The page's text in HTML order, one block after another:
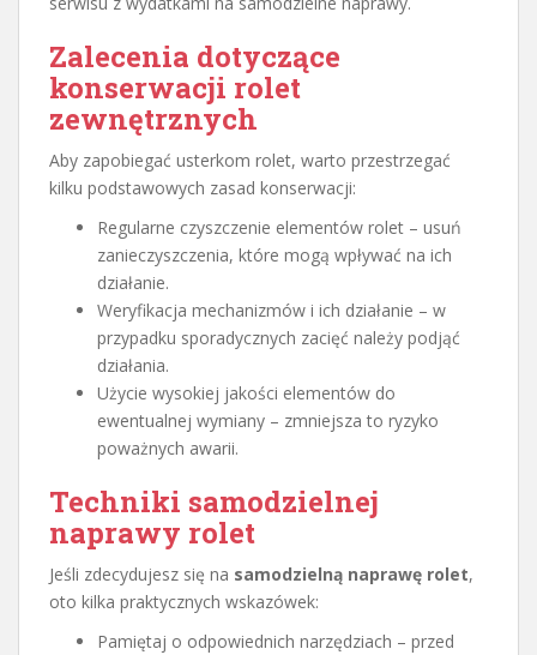
Zalecenia dotyczące
konserwacji rolet
zewnętrznych
Aby zapobiegać usterkom rolet, warto przestrzegać
kilku podstawowych zasad konserwacji:
Regularne czyszczenie elementów rolet – usuń
zanieczyszczenia, które mogą wpływać na ich
działanie.
Weryfikacja mechanizmów i ich działanie – w
przypadku sporadycznych zacięć należy podjąć
działania.
Użycie wysokiej jakości elementów do
ewentualnej wymiany – zmniejsza to ryzyko
poważnych awarii.
Techniki samodzielnej
naprawy rolet
Jeśli zdecydujesz się na samodzielną naprawę rolet,
oto kilka praktycznych wskazówek:
Pamiętaj o odpowiednich narzędziach – przed